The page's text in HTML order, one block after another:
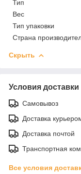
Тип
Вес
Тип упаковки
Страна
Скрыть
Условия доставки
Самовывоз
Доставка
Доставка почтой
Транспортная
Все условия